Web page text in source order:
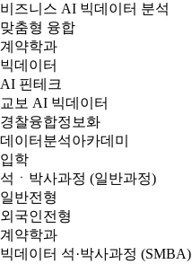
비즈니스 AI 빅데이터 분석
맞춤형 융합
계약학과
빅데이터
AI 핀테크
교보 AI 빅데이터
경찰융합정보화
데이터분석아카데미
입학
석ㆍ박사과정 (일반과정)
일반전형
외국인전형
계약학과
빅데이터 석·박사과정 (SMBA)